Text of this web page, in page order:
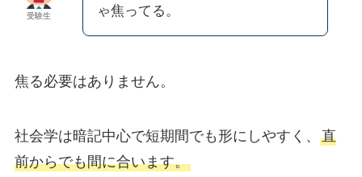
受験生
ゃ焦ってる。
焦る必要はありません。
社会学は暗記中心で短期間でも形にしやすく、 直
前からでも間に合います。